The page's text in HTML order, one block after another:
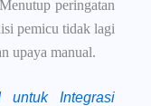
peringatan
pemicu tidak lagi
upaya manual.
untuk Integrasi